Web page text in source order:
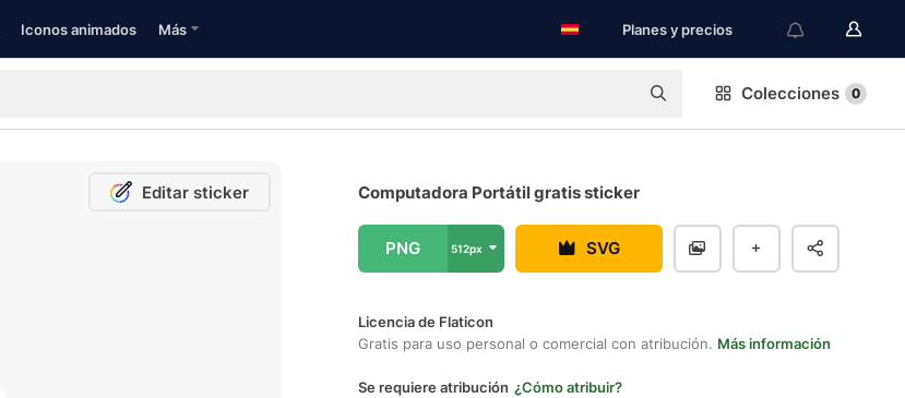
Iconos animados Más Planes y precios
Colecciones 0
Editar sticker Computadora Portátil gratis sticker
PNG 512px SVG
Licencia de Flaticon
Gratis para uso personal o comercial con atribución. Más información
Se requiere atribución ¿Cómo atribuir?